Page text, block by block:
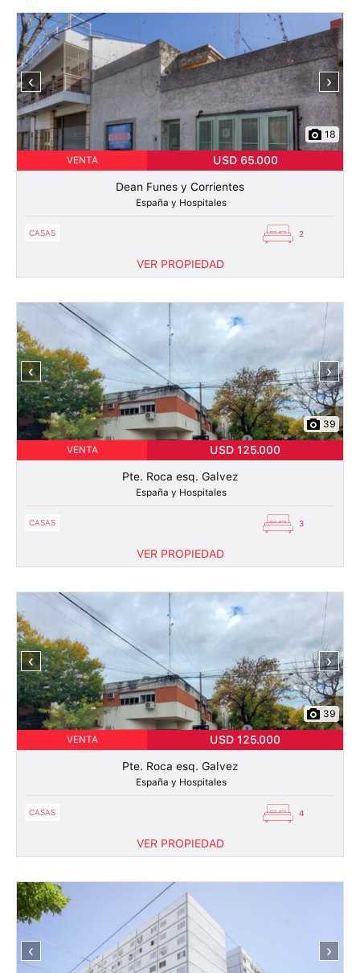
‹ ›
18
VENTA USD 65.000
Dean Funes y Corrientes
España y Hospitales
CASAS 2
VER PROPIEDAD
‹ ›
39
VENTA USD 125.000
Pte. Roca esq. Galvez
España y Hospitales
CASAS 3
VER PROPIEDAD
‹ ›
39
VENTA USD 125.000
Pte. Roca esq. Galvez
España y Hospitales
CASAS 4
VER PROPIEDAD
‹ ›